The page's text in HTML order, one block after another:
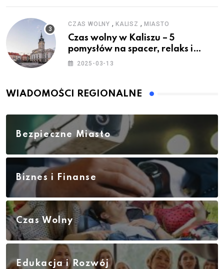
CZAS WOLNY , KALISZ , MIASTO
Czas wolny w Kaliszu – 5
pomysłów na spacer, relaks i
rodzinne atrakcje
2025-03-13
WIADOMOŚCI REGIONALNE
Bezpieczne Miasto
Biznes i Finanse
Czas Wolny
Edukacja i Rozwój